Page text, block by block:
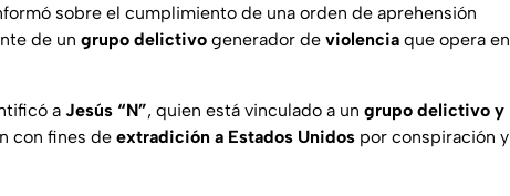
sobre el cumplimiento de una orden de aprehensión
de un grupo delictivo generador de violencia que opera en
a Jesús “N”, quien está vinculado a un grupo delictivo y
con fines de extradición a Estados Unidos por conspiración y